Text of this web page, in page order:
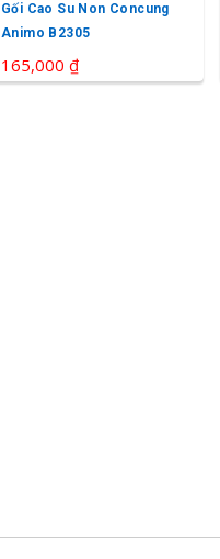
Gối Cao Su Non Concung
Animo B2305
165,000 ₫